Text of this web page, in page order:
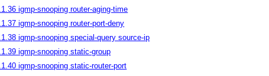
igmp-snooping router-aging-time
igmp-snooping router-port-deny
igmp-snooping special-query source-ip
igmp-snooping static-group
igmp-snooping static-router-port